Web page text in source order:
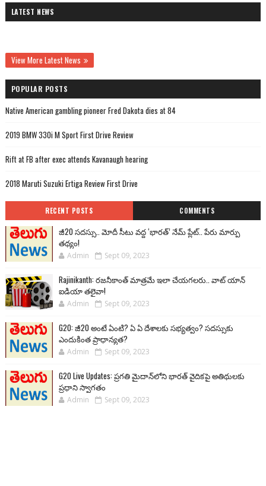
LATEST NEWS
View More Latest News
POPULAR POSTS
Native American gambling pioneer Fred Dakota dies at 84
2019 BMW 330i M Sport First Drive Review
Rift at FB after exec attends Kavanaugh hearing
2018 Maruti Suzuki Ertiga Review First Drive
RECENT POSTS COMMENTS
జీ20 సదస్సు.. మోదీ సీటు వద్ద ‘భారత్’ నేమ్ ప్లేట్‌.. పేరు మార్పు
తథ్యం!
Admin Sept 09, 2023
Rajinikanth: రజనీకాంత్ మాత్రమే ఇలా చేయగలరు.. వాట్ యాన్
ఐడియా తలైవా!
Admin Sept 09, 2023
G20: జీ20 అంటే ఏంటి? ఏ ఏ దేశాలకు సభ్యత్వం? సదస్సుకు
ఎందుకింత ప్రాధాన్యత?
Admin Sept 09, 2023
G20 Live Updates: ప్రగతి మైదాన్‌లోని భారత్ వైదికపై అతిథులకు
ప్రధాని స్వాగతం
Admin Sept 09, 2023